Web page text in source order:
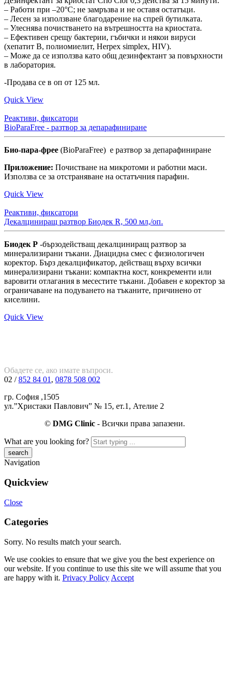
– Работи при –20°C; не замръзва и не оставя остатъци.
– Лесен за използване благодарение на спрей бутилката.
– Улеснява почистването на вътрешността на криостата.
– Ефективен срещу бактерии, гъбички и някои вируси
(хепатит B, полиомиелит, Herpex simplex, HIV).
– Може да се използва като общ дезинфектант за повърхности
в лаборатория.
-Продава се в оп от 125 мл.
Quick View
Реактиви, фиксатори
BioParaFree - разтвор за депарафиниране
Био-пара-фрее (BioParaFree) е разтвор за депарафиниране
Приложение: Почистване на микротоми и работни маси.
Използва се за отстраняване на остатъчния парафин.
Quick View
Реактиви, фиксатори
Декалциниращ разтвор Биодек R, 500 мл,/оп.
Биодек Р -бързодействащ декалциниращ разтвор за
минерализирани тъкани. Диацидна смес с физиологичен
коректор. Бърз декалцификатор, действащ върху всички
минерализирани тъкани: компактна кост, конкременти или
варовити отлагания в месестите тъкани. Добавен е коректор за
ограничаване на подуването на тъканите, причинено от
киселини.
Quick View
Обадете се, ако имате въпроси.
02 /852 84 01 , 0878 508 002
гр. София ,1505
ул.”Христаки Павлович” № 15, ет.1, Ателие 2
© DMG Clinic- Всички права запазени.
What are you looking for?
Navigation
Quickview
Close
Categories
Sorry. No results match your search.
We use cookies to ensure that we give you the best experience on
our website. If you continue to use this site we will assume that you
are happy with it. Privacy Policy Accept